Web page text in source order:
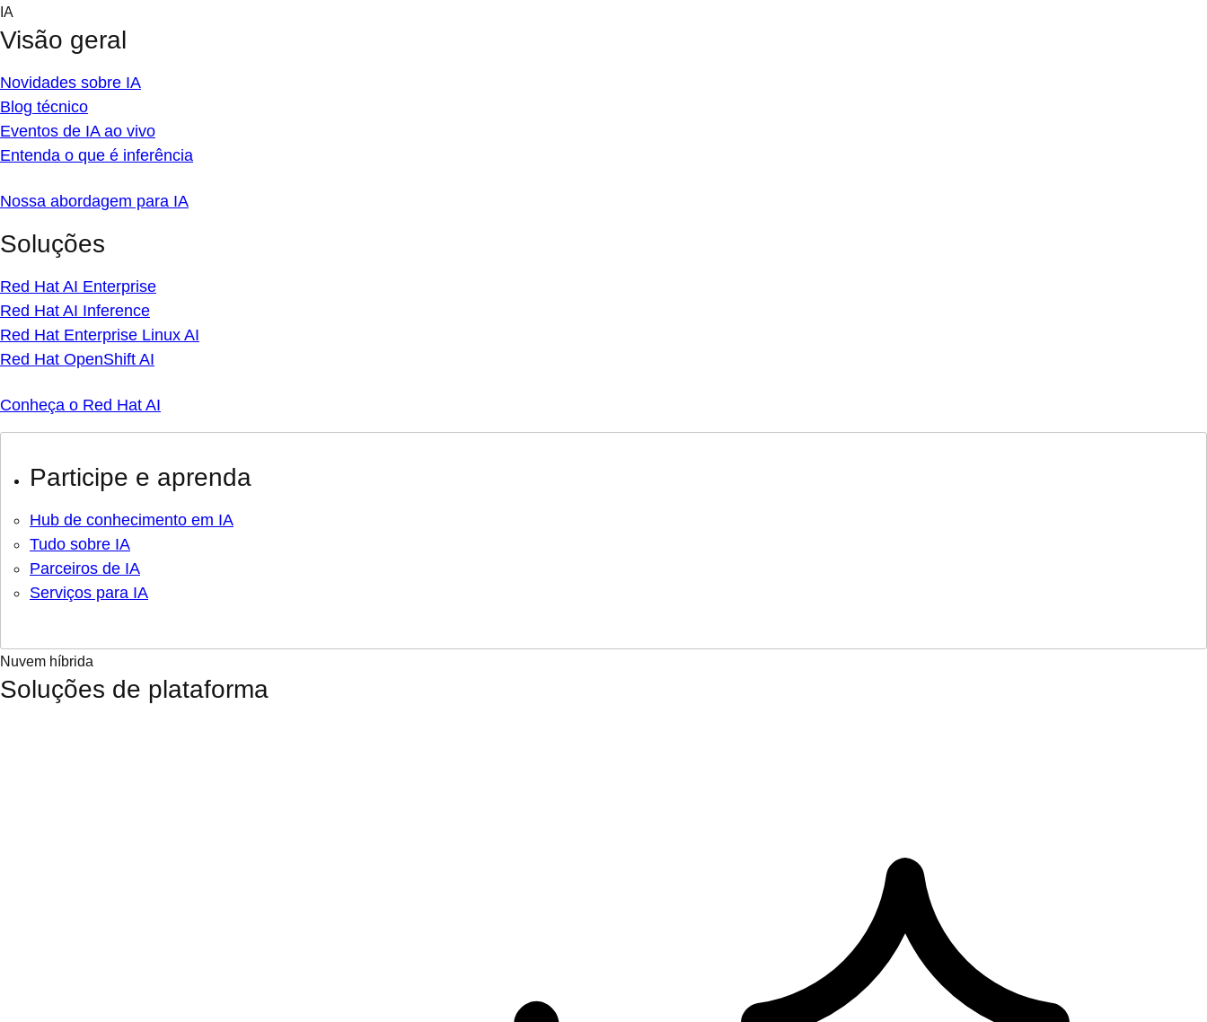
Skip
content
IA
Visão geral
Novidades sobre IA
Blog técnico
Eventos de IA ao vivo
Entenda o que é inferência
Nossa abordagem para IA
Soluções
Red Hat AI Enterprise
Red Hat AI Inference
Red Hat Enterprise Linux AI
Red Hat OpenShift AI
Conheça o Red Hat AI
Participe e aprenda
Hub de conhecimento em IA
Tudo sobre IA
Parceiros de IA
Serviços para IA
Nuvem híbrida
Soluções de plataforma